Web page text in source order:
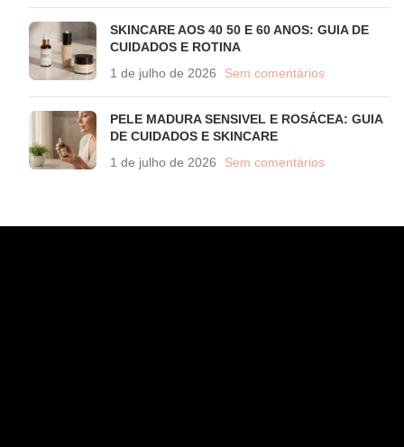
SKINCARE AOS 40 50 E 60 ANOS: GUIA DE
CUIDADOS E ROTINA
1 de julho de 2026
Sem comentários
PELE MADURA SENSIVEL E ROSÁCEA: GUIA
DE CUIDADOS E SKINCARE
1 de julho de 2026
Sem comentários